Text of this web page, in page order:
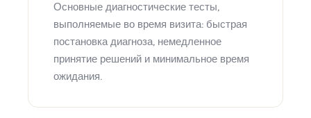
Основные диагностические тесты,
выполняемые во время визита: быстрая
постановка диагноза, немедленное
принятие решений и минимальное время
ожидания.